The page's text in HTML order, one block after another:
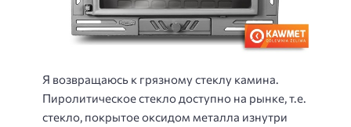
Я возвращаюсь к грязному стеклу камина.
Пиролитическое стекло доступно на рынке, т.е.
стекло, покрытое оксидом металла изнутри